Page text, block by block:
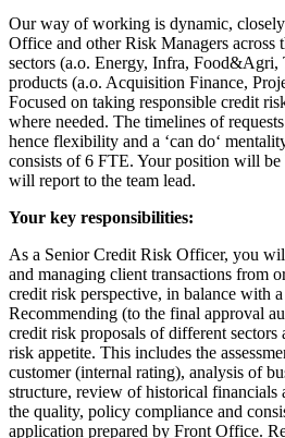
Our way of working is dynamic,
Office and other Risk Managers across
sectors (a.o. Energy, Infra, Food&Agri,
products (a.o. Acquisition Finance,
Focused on taking responsible credit
where needed. The timelines of
hence flexibility and a ‘can do‘
consists of 6 FTE. Your position will
will report to the team lead.
Your key responsibilities:
As a Senior Credit Risk Officer, you
and managing client transactions from
credit risk perspective, in balance with
Recommending (to the final approval
credit risk proposals of different
risk appetite. This includes the
customer (internal rating), analysis of
structure, review of historical financials
the quality, policy compliance and
application prepared by Front Office.